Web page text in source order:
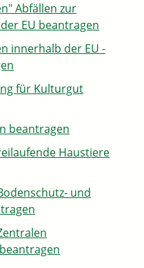
Abfällen zur
EU beantragen
innerhalb der EU -
für Kulturgut
beantragen
Haustiere
und